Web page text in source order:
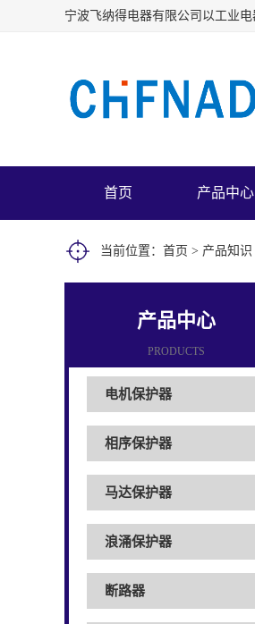
首页 产品中心
当前位置： 首页 > 产品知识
产品中心
PRODUCTS
电机保护器
相序保护器
马达保护器
浪涌保护器
断路器